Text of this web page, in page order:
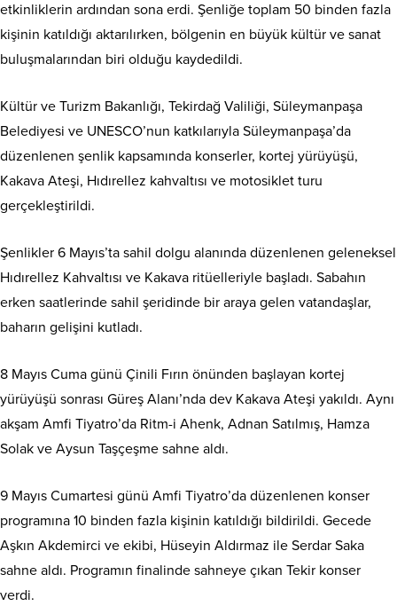
etkinliklerin ardından sona erdi. Şenliğe toplam 50 binden fazla
kişinin katıldığı aktarılırken, bölgenin en büyük kültür ve sanat
buluşmalarından biri olduğu kaydedildi.
Kültür ve Turizm Bakanlığı, Tekirdağ Valiliği, Süleymanpaşa
Belediyesi ve UNESCO’nun katkılarıyla Süleymanpaşa’da
düzenlenen şenlik kapsamında konserler, kortej yürüyüşü,
Kakava Ateşi, Hıdırellez kahvaltısı ve motosiklet turu
gerçekleştirildi.
Şenlikler 6 Mayıs’ta sahil dolgu alanında düzenlenen geleneksel
Hıdırellez Kahvaltısı ve Kakava ritüelleriyle başladı. Sabahın
erken saatlerinde sahil şeridinde bir araya gelen vatandaşlar,
baharın gelişini kutladı.
8 Mayıs Cuma günü Çinili Fırın önünden başlayan kortej
yürüyüşü sonrası Güreş Alanı’nda dev Kakava Ateşi yakıldı. Aynı
akşam Amfi Tiyatro’da Ritm-i Ahenk, Adnan Satılmış, Hamza
Solak ve Aysun Taşçeşme sahne aldı.
9 Mayıs Cumartesi günü Amfi Tiyatro’da düzenlenen konser
programına 10 binden fazla kişinin katıldığı bildirildi. Gecede
Aşkın Akdemirci ve ekibi, Hüseyin Aldırmaz ile Serdar Saka
sahne aldı. Programın finalinde sahneye çıkan Tekir konser
verdi.